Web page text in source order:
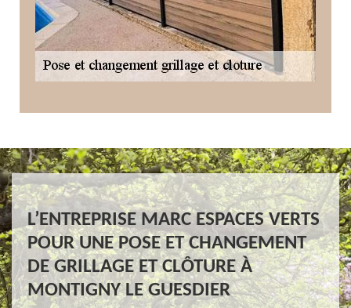
L’ENTREPRISE MARC ESPACES VERTS
POUR UNE POSE ET CHANGEMENT
DE GRILLAGE ET CLÔTURE À
MONTIGNY LE GUESDIER